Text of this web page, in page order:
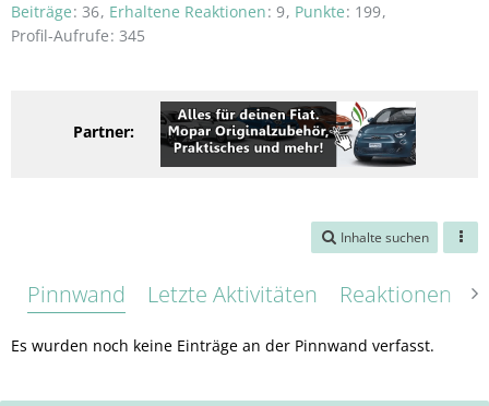
Beiträge 36 Erhaltene Reaktionen 9 Punkte 199
Profil-Aufrufe 345
Partner:
Inhalte suchen
Pinnwand Letzte Aktivitäten Reaktionen
Es wurden noch keine Einträge an der Pinnwand verfasst.